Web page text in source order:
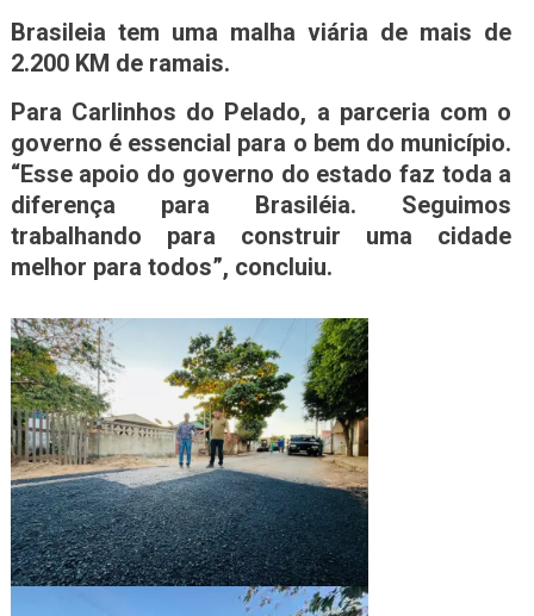
Brasileia tem uma malha viária de mais de
2.200 KM de ramais.
Para Carlinhos do Pelado, a parceria com o
governo é essencial para o bem do município.
“Esse apoio do governo do estado faz toda a
diferença para Brasiléia. Seguimos
trabalhando para construir uma cidade
melhor para todos”, concluiu.